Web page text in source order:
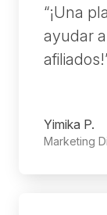
¡Una
ayudar
afiliados!
Yimika P.
Marketing